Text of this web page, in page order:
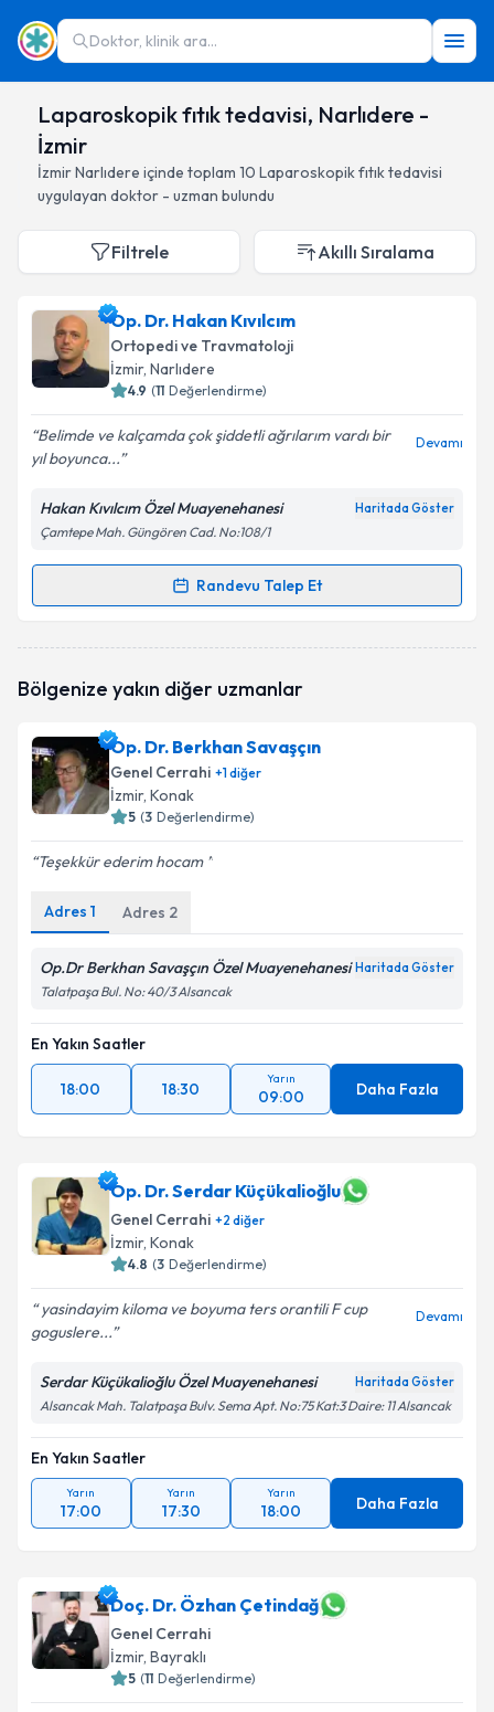
Doktor, klinik ara...
Laparoskopik fıtık tedavisi, Narlıdere -
İzmir
İzmirNarlıdere içinde toplam 10 Laparoskopik fıtık tedavisi
uygulayan doktor - uzman bulundu
Filtrele Akıllı Sıralama
Op. Dr. Hakan Kıvılcım
Ortopedi ve Travmatoloji
İzmir, Narlıdere
4.9 (11 Değerlendirme)
Belimde ve kalçamda çok şiddetli ağrılarım vardı bir
yıl boyunca...
Devamı
Hakan Kıvılcım Özel Muayenehanesi Haritada Göster
Çamtepe Mah. Güngören Cad. No:108/1
Randevu Talep Et
Randevu Takvimi Talebi
oluşturun. Size bu uzmandan randevu almanız için bir
E-posta Adresiniz
Kişisel verilerimin işlenmesine ilişkin
kapsamda işlenmesini kabul ediyorum.
Takvim Talebini Gönder
Bölgenize yakın diğer uzmanlar
Op. Dr. Berkhan Savaşçın
Genel Cerrahi +1diğer
İzmir, Konak
5 (3 Değerlendirme)
Teşekkür ederim hocam
Adres 1 Adres 2
Op.Dr Berkhan Savaşçın Özel Muayenehanesi Haritada Göster
Talatpaşa Bul. No: 40/3 Alsancak
En Yakın Saatler
18:00 18:30
Yarın
09:00 Daha Fazla
Op. Dr. Serdar Küçükalioğlu
Genel Cerrahi +2 diğer
İzmir, Konak
4.8 (3 Değerlendirme)
yasindayim kiloma ve boyuma ters orantili F cup
goguslere...
Devamı
Serdar Küçükalioğlu Özel Muayenehanesi Haritada Göster
Alsancak Mah. Talatpaşa Bulv. Sema Apt. No:75 Kat:3 Daire: 11 Alsancak
En Yakın Saatler
Yarın
17:00
Yarın
17:30
Yarın
18:00 Daha Fazla
Doç. Dr. Özhan Çetindağ
Genel Cerrahi
İzmir, Bayraklı
5 (11 Değerlendirme)